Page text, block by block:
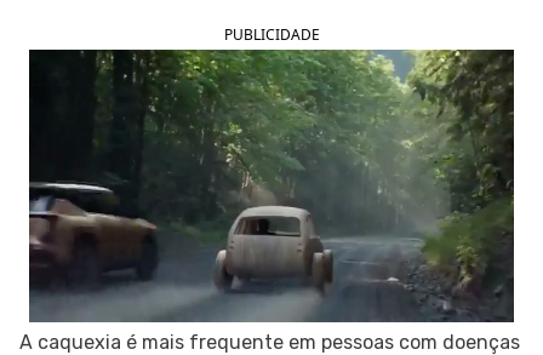
PUBLICIDADE
A caquexia é mais frequente em pessoas com doenças